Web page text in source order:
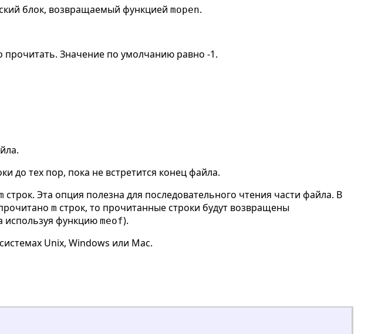
блок, возвращаемый функцией mopen.
прочитать. Значение по умолчанию равно -1.
до тех пор, пока не встретится конец файла.
строк. Эта опция полезна для последовательного чтения части файла. В
m строк, то прочитанные строки будут возвращены
используя функцию meof).
Unix, Windows или Mac.